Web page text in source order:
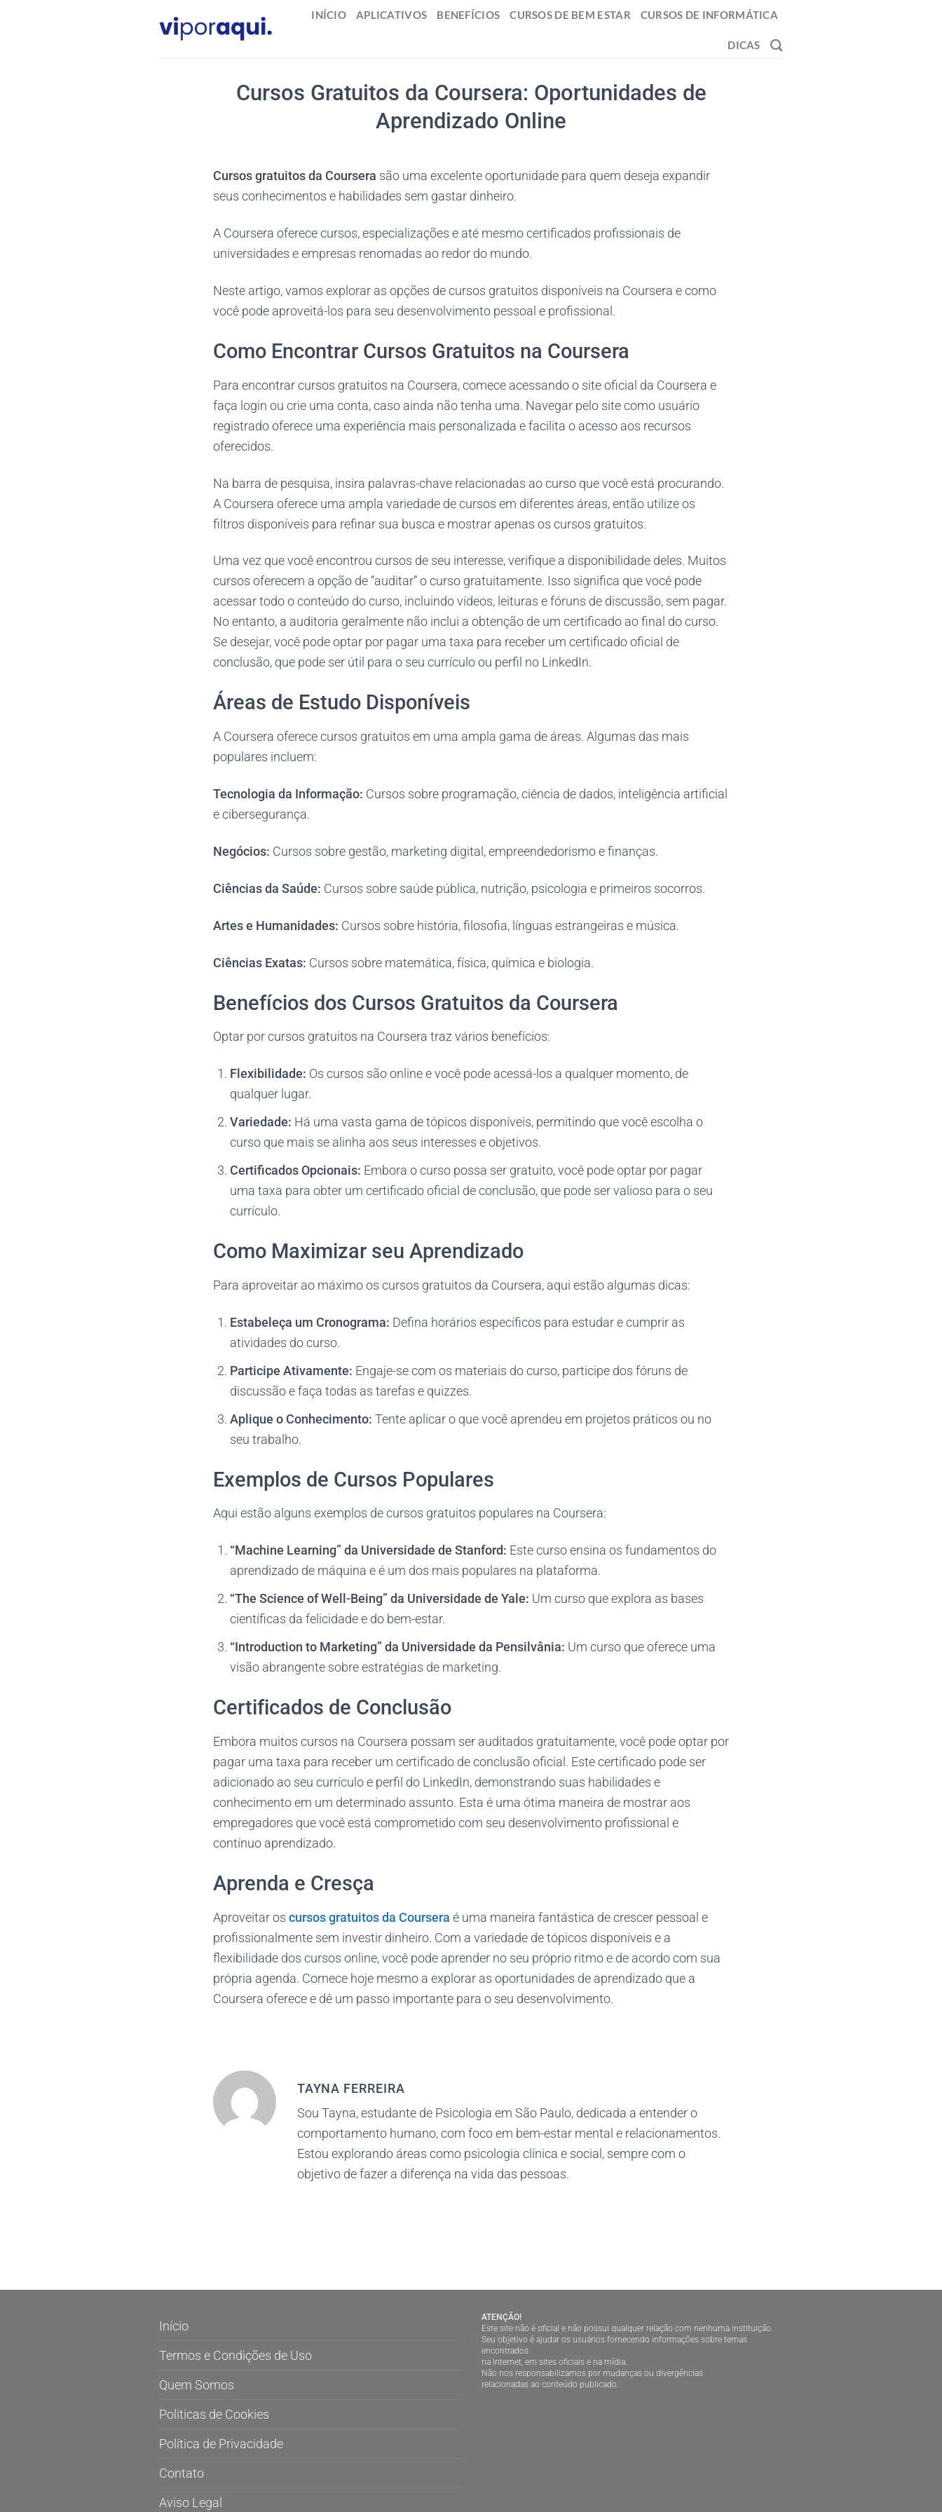
INÍCIO APLICATIVOS BENEFÍCIOS CURSOS DE BEM ESTAR CURSOS DE INFORMÁTICA
DICAS
Cursos Gratuitos da Coursera: Oportunidades de
Aprendizado Online
Cursos gratuitos da Coursera são uma excelente oportunidade para quem deseja expandir
seus conhecimentos e habilidades sem gastar dinheiro.
A Coursera oferece cursos, especializações e até mesmo certificados profissionais de
universidades e empresas renomadas ao redor do mundo.
Neste artigo, vamos explorar as opções de cursos gratuitos disponíveis na Coursera e como
você pode aproveitá-los para seu desenvolvimento pessoal e profissional.
Como Encontrar Cursos Gratuitos na Coursera
Para encontrar cursos gratuitos na Coursera, comece acessando o site oficial da Coursera e
faça login ou crie uma conta, caso ainda não tenha uma. Navegar pelo site como usuário
registrado oferece uma experiência mais personalizada e facilita o acesso aos recursos
oferecidos.
Na barra de pesquisa, insira palavras-chave relacionadas ao curso que você está procurando.
A Coursera oferece uma ampla variedade de cursos em diferentes áreas, então utilize os
filtros disponíveis para refinar sua busca e mostrar apenas os cursos gratuitos.
Uma vez que você encontrou cursos de seu interesse, verifique a disponibilidade deles. Muitos
cursos oferecem a opção de “auditar” o curso gratuitamente. Isso significa que você pode
acessar todo o conteúdo do curso, incluindo vídeos, leituras e fóruns de discussão, sem pagar.
No entanto, a auditoria geralmente não inclui a obtenção de um certificado ao final do curso.
Se desejar, você pode optar por pagar uma taxa para receber um certificado oficial de
conclusão, que pode ser útil para o seu currículo ou perfil no LinkedIn.
Áreas de Estudo Disponíveis
A Coursera oferece cursos gratuitos em uma ampla gama de áreas. Algumas das mais
populares incluem:
Tecnologia da Informação: Cursos sobre programação, ciência de dados, inteligência artificial
e cibersegurança.
Negócios: Cursos sobre gestão, marketing digital, empreendedorismo e finanças.
Ciências da Saúde: Cursos sobre saúde pública, nutrição, psicologia e primeiros socorros.
Artes e Humanidades: Cursos sobre história, filosofia, línguas estrangeiras e música.
Ciências Exatas: Cursos sobre matemática, física, química e biologia.
Benefícios dos Cursos Gratuitos da Coursera
Optar por cursos gratuitos na Coursera traz vários benefícios:
Flexibilidade: Os cursos são online e você pode acessá-los a qualquer momento, de
qualquer lugar.
Variedade: Há uma vasta gama de tópicos disponíveis, permitindo que você escolha o
curso que mais se alinha aos seus interesses e objetivos.
Certificados Opcionais: Embora o curso possa ser gratuito, você pode optar por pagar
uma taxa para obter um certificado oficial de conclusão, que pode ser valioso para o seu
currículo.
Como Maximizar seu Aprendizado
Para aproveitar ao máximo os cursos gratuitos da Coursera, aqui estão algumas dicas:
Estabeleça um Cronograma: Defina horários específicos para estudar e cumprir as
atividades do curso.
Participe Ativamente: Engaje-se com os materiais do curso, participe dos fóruns de
discussão e faça todas as tarefas e quizzes.
Aplique o Conhecimento: Tente aplicar o que você aprendeu em projetos práticos ou no
seu trabalho.
Exemplos de Cursos Populares
Aqui estão alguns exemplos de cursos gratuitos populares na Coursera:
“Machine Learning” da Universidade de Stanford: Este curso ensina os fundamentos do
aprendizado de máquina e é um dos mais populares na plataforma.
“The Science of Well-Being” da Universidade de Yale: Um curso que explora as bases
científicas da felicidade e do bem-estar.
“Introduction to Marketing” da Universidade da Pensilvânia: Um curso que oferece uma
visão abrangente sobre estratégias de marketing.
Certificados de Conclusão
Embora muitos cursos na Coursera possam ser auditados gratuitamente, você pode optar por
pagar uma taxa para receber um certificado de conclusão oficial. Este certificado pode ser
adicionado ao seu currículo e perfil do LinkedIn, demonstrando suas habilidades e
conhecimento em um determinado assunto. Esta é uma ótima maneira de mostrar aos
empregadores que você está comprometido com seu desenvolvimento profissional e
contínuo aprendizado.
Aprenda e Cresça
Aproveitar os cursos gratuitos da Coursera é uma maneira fantástica de crescer pessoal e
profissionalmente sem investir dinheiro. Com a variedade de tópicos disponíveis e a
flexibilidade dos cursos online, você pode aprender no seu próprio ritmo e de acordo com sua
própria agenda. Comece hoje mesmo a explorar as oportunidades de aprendizado que a
Coursera oferece e dê um passo importante para o seu desenvolvimento.
TAYNA FERREIRA
Sou Tayna, estudante de Psicologia em São Paulo, dedicada a entender o
comportamento humano, com foco em bem-estar mental e relacionamentos.
Estou explorando áreas como psicologia clínica e social, sempre com o
objetivo de fazer a diferença na vida das pessoas.
Início
Termos e Condições de Uso
Quem Somos
Políticas de Cookies
Política de Privacidade
Contato
Aviso Legal
ATENÇÃO!
Este site não é oficial e não possui qualquer relação com nenhuma instituição.
Seu objetivo é ajudar os usuários fornecendo informações sobre temas
encontrados
na Internet, em sites oficiais e na mídia.
Não nos responsabilizamos por mudanças ou divergências
relacionadas ao conteúdo publicado.